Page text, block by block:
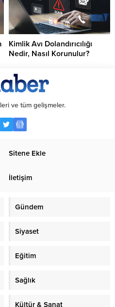
Kimlik Avı Dolandırıcılığı
Nedir, Nasıl Korunulur?
ve tüm gelişmeler.
Sitene Ekle
İletişim
Gündem
Siyaset
Eğitim
Sağlık
Kültür & Sanat